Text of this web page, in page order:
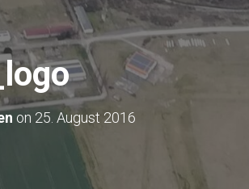
on 25. August 2016